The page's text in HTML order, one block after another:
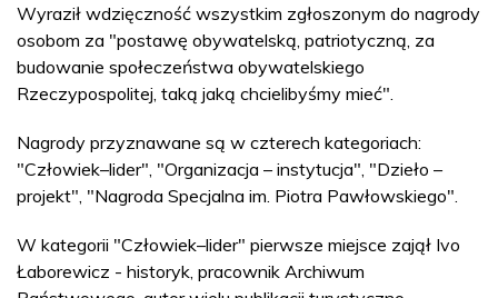
Wyraził wdzięczność wszystkim zgłoszonym do nagrody
osobom za "postawę obywatelską, patriotyczną, za
budowanie społeczeństwa obywatelskiego
Rzeczypospolitej, taką jaką chcielibyśmy mieć".
Nagrody przyznawane są w czterech kategoriach:
"Człowiek–lider", "Organizacja – instytucja", "Dzieło –
projekt", "Nagroda Specjalna im. Piotra Pawłowskiego".
W kategorii "Człowiek–lider" pierwsze miejsce zajął Ivo
Łaborewicz - historyk, pracownik Archiwum